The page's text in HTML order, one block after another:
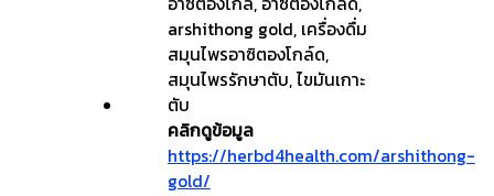
คลิกดูข้อมูล
https://herbd4health.com/arshithong-
gold/